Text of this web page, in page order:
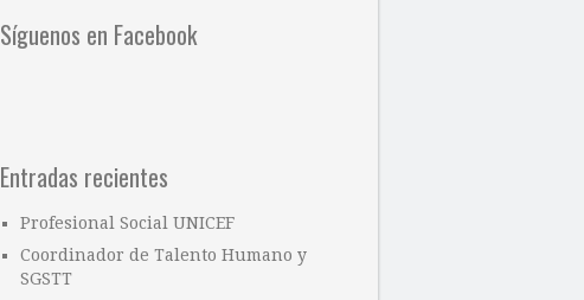
Síguenos en Facebook
Entradas recientes
Profesional Social UNICEF
Coordinador de Talento Humano y
SGSTT